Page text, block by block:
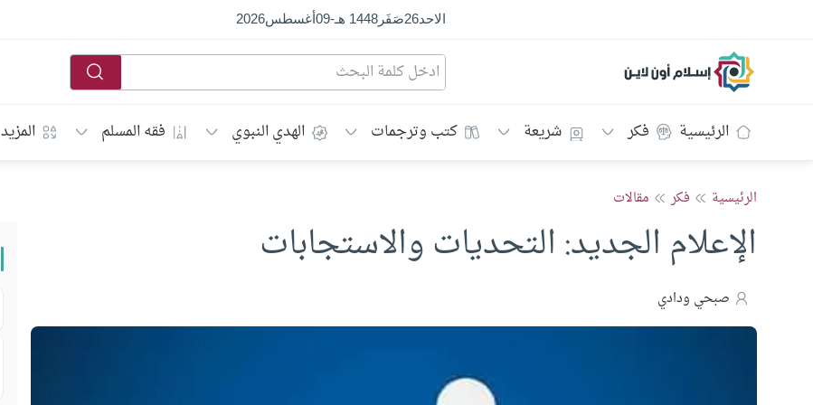
الاحد26صَفَر1448 هـ -
09أغسطس2026
إسلام أون لاين
الرئيسية فكر شريعة كتب وترجمات الهدي النبوي فقه المسلم المزيد
الرئيسية فكر مقالات
الإعلام الجديد: التحديات والاستجابات
صبحي ودادي